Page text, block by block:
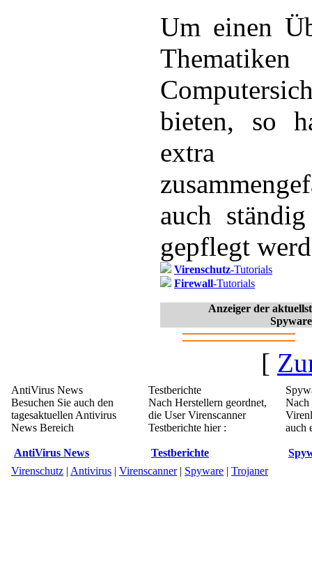
Um einen
bieten, so
extra
auch
gepflegt
Virenschutz-Tutorials
Firewall-Tutorials
Anzeiger der
[
AntiVirus News
Besuchen Sie auch den
tagesaktuellen Antivirus
News Bereich
AntiVirus News
Testberichte
Nach Herstellern geordnet,
die User Virenscanner
Testberichte hier :
Testberichte
Nach
auch
Virenschutz | Antivirus | Virenscanner| Spyware | Trojaner